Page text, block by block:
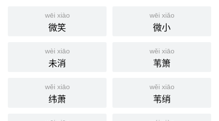
wēi xiào
微笑
wēi xiǎo
微小
wèi xiāo
未消
wěi xiāo
苇箫
wěi xiāo
纬萧
wěi xiāo
苇绡